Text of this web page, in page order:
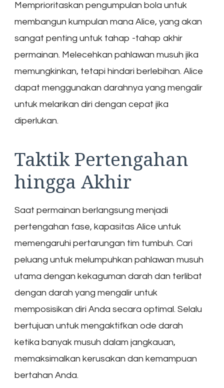
Memprioritaskan pengumpulan bola untuk
membangun kumpulan mana Alice, yang akan
sangat penting untuk tahap -tahap akhir
permainan. Melecehkan pahlawan musuh jika
memungkinkan, tetapi hindari berlebihan. Alice
dapat menggunakan darahnya yang mengalir
untuk melarikan diri dengan cepat jika
diperlukan.
Taktik Pertengahan
hingga Akhir
Saat permainan berlangsung menjadi
pertengahan fase, kapasitas Alice untuk
memengaruhi pertarungan tim tumbuh. Cari
peluang untuk melumpuhkan pahlawan musuh
utama dengan kekaguman darah dan terlibat
dengan darah yang mengalir untuk
memposisikan diri Anda secara optimal. Selalu
bertujuan untuk mengaktifkan ode darah
ketika banyak musuh dalam jangkauan,
memaksimalkan kerusakan dan kemampuan
bertahan Anda.